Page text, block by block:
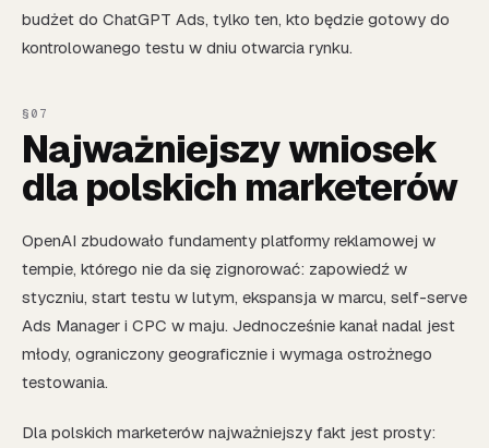
budżet do ChatGPT Ads, tylko ten, kto będzie gotowy do
kontrolowanego testu w dniu otwarcia rynku.
Najważniejszy wniosek
dla polskich marketerów
OpenAI zbudowało fundamenty platformy reklamowej w
tempie, którego nie da się zignorować: zapowiedź w
styczniu, start testu w lutym, ekspansja w marcu, self-serve
Ads Manager i CPC w maju. Jednocześnie kanał nadal jest
młody, ograniczony geograficznie i wymaga ostrożnego
testowania.
Dla polskich marketerów najważniejszy fakt jest prosty: